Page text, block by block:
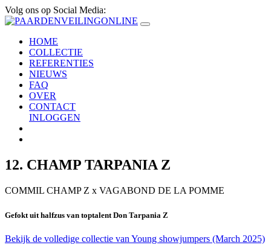
Volg ons op Social Media:
HOME
COLLECTIE
REFERENTIES
NIEUWS
FAQ
OVER
CONTACT
INLOGGEN
12. CHAMP TARPANIA Z
COMMIL CHAMP Z x VAGABOND DE LA POMME
Gefokt uit halfzus van toptalent Don Tarpania Z
Bekijk de volledige collectie van Young showjumpers (March 2025)